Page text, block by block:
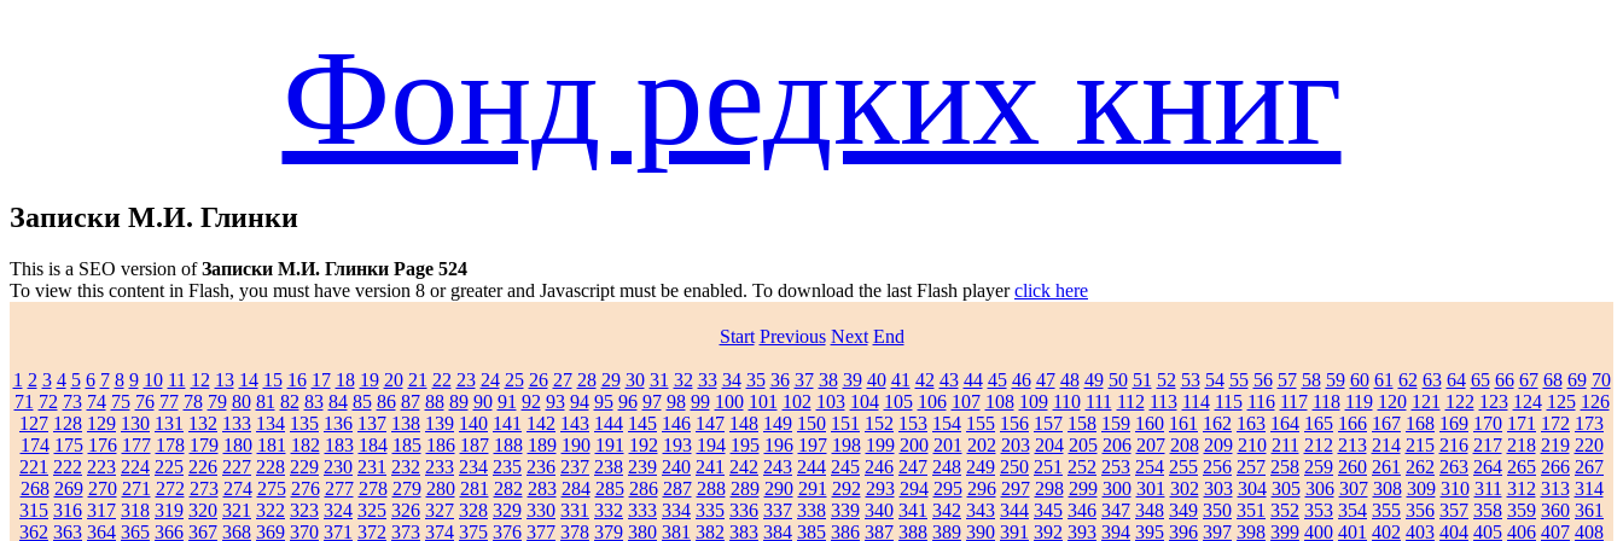
Фонд редких книг
Записки М.И. Глинки
This is a SEO version ofЗаписки М.И. Глинки Page 524
To view this content in Flash, you must have version 8 or greater and Javascript must be enabled. To download the last Flash playerclick here
Start Previous Next End
1 2 3 4 5 6 7 8 9 10 11 12 13 14 15 16 17 18 19 20 21 22 23 24 25 26 27 28 29 30 31 32 33 34 35 36 37 38 39 40 41 42 43 44 45 46 47 48 49 50 51 52 53 54 55 56 57 58 59 60 61 62 63 64 65 66 67 68 69 70
71 72 73 74 75 76 77 78 79 80 81 82 83 84 85 86 87 88 89 90 91 92 93 94 95 96 97 98 99 100 101 102 103 104 105 106 107 108 109 110 111 112 113 114 115 116 117 118 119 120 121 122 123 124 125 126
127 128 129 130 131 132 133 134 135 136 137 138 139 140 141 142 143 144 145 146 147 148 149 150 151 152 153 154 155 156 157 158 159 160 161 162 163 164 165 166 167 168 169 170 171 172 173
174 175 176 177 178 179 180 181 182 183 184 185 186 187 188 189 190 191 192 193 194 195 196 197 198 199 200 201 202 203 204 205 206 207 208 209 210 211 212 213 214 215 216 217 218 219 220
221 222 223 224 225 226 227 228 229 230 231 232 233 234 235 236 237 238 239 240 241 242 243 244 245 246 247 248 249 250 251 252 253 254 255 256 257 258 259 260 261 262 263 264 265 266 267
268 269 270 271 272 273 274 275 276 277 278 279 280 281 282 283 284 285 286 287 288 289 290 291 292 293 294 295 296 297 298 299 300 301 302 303 304 305 306 307 308 309 310 311 312 313 314
315 316 317 318 319 320 321 322 323 324 325 326 327 328 329 330 331 332 333 334 335 336 337 338 339 340 341 342 343 344 345 346 347 348 349 350 351 352 353 354 355 356 357 358 359 360 361
362 363 364 365 366 367 368 369 370 371 372 373 374 375 376 377 378 379 380 381 382 383 384 385 386 387 388 389 390 391 392 393 394 395 396 397 398 399 400 401 402 403 404 405 406 407 408